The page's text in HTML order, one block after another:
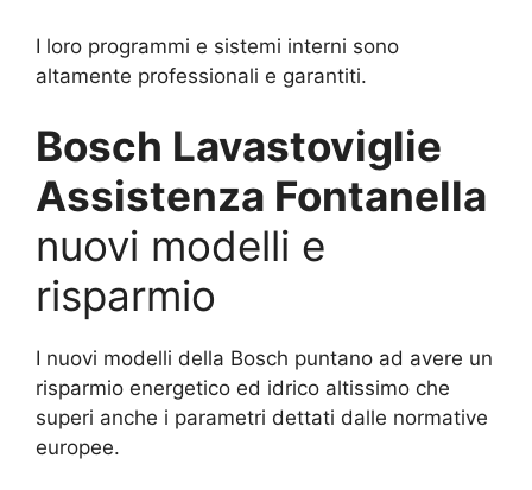
I loro programmi e sistemi interni sono
altamente professionali e garantiti.
Bosch Lavastoviglie
Assistenza Fontanella
nuovi modelli e
risparmio
I nuovi modelli della Bosch puntano ad avere un
risparmio energetico ed idrico altissimo che
superi anche i parametri dettati dalle normative
europee.